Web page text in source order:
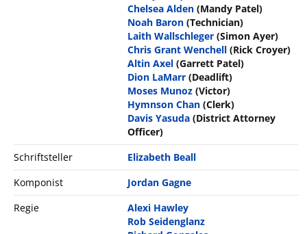
Chelsea Alden (Mandy Patel)
Noah Baron (Technician)
Laith Wallschleger (Simon Ayer)
Chris Grant Wenchell (Rick Croyer)
Altin Axel (Garrett Patel)
Dion LaMarr (Deadlift)
Moses Munoz (Victor)
Hymnson Chan (Clerk)
Davis Yasuda (District Attorney
Officer)
Schriftsteller
Elizabeth Beall
Komponist
Jordan Gagne
Regie
Alexi Hawley
Rob Seidenglanz